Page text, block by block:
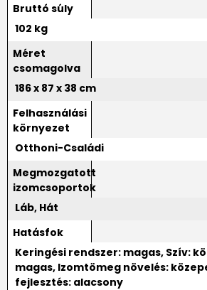
Bruttó súly
102 kg
Méret
csomagolva
186 x 87 x 38 cm
Felhasználási
környezet
Otthoni-Családi
Megmozgatott
izomcsoportok
Láb, Hát
Hatásfok
Keringési rendszer: magas, Szív:
magas, Izomtömeg növelés:
fejlesztés: alacsony